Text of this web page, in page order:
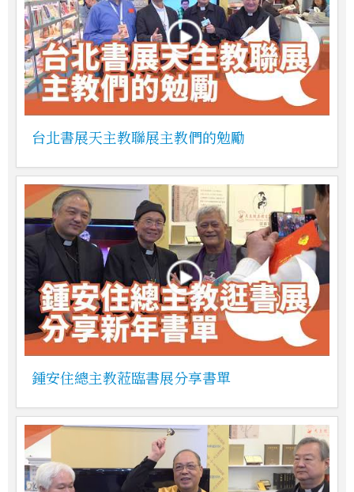
台北書展天主教聯展主教們的勉勵
鍾安住總主教蒞臨書展分享書單